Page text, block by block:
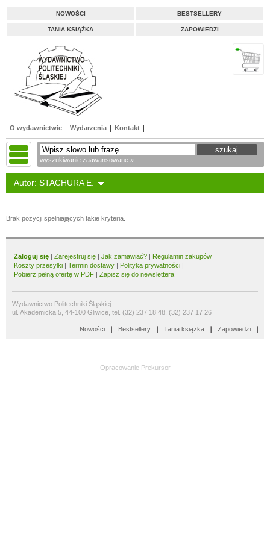
NOWOŚCI BESTSELLERY
TANIA KSIĄŻKA ZAPOWIEDZI
O wydawnictwie Wydarzenia Kontakt
wyszukiwanie zaawansowane »
Autor: STACHURA E.
Brak pozycji spełniających takie kryteria.
Zaloguj się | Zarejestruj się | Jak zamawiać? | Regulamin zakupów
Koszty przesyłki | Termin dostawy | Polityka prywatności |
Pobierz pełną ofertę w PDF | Zapisz się do newslettera
Wydawnictwo Politechniki Śląskiej
ul. Akademicka 5, 44-100 Gliwice, tel. (32) 237 18 48, (32) 237 17 26
Nowości Bestsellery Tania książka Zapowiedzi
Opracowanie Prekursor